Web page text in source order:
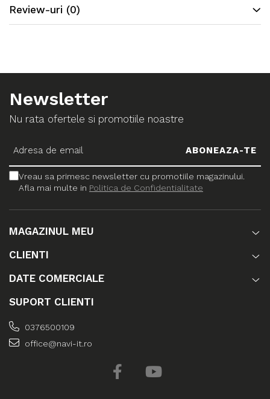
Review-uri (0)
Newsletter
Nu rata ofertele si promotiile noastre
Vreau sa primesc newsletter cu promotiile magazinului.
Afla mai multe in Politica de Confidentialitate
MAGAZINUL MEU
CLIENTI
DATE COMERCIALE
SUPORT CLIENTI
0376500109
office@navi-it.ro